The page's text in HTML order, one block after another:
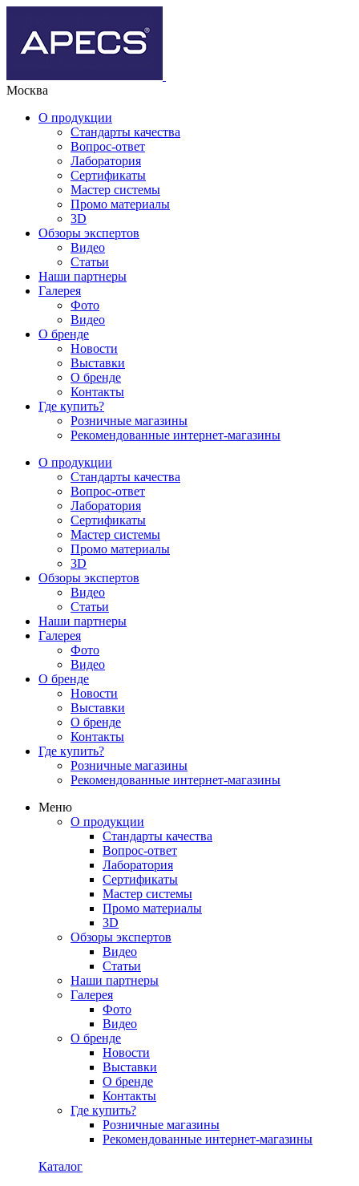
Москва
О продукции
Стандарты качества
Вопрос-ответ
Лаборатория
Сертификаты
Мастер системы
Промо материалы
3D
Обзоры экспертов
Видео
Статьи
Наши партнеры
Галерея
Фото
Видео
О бренде
Новости
Выставки
О бренде
Контакты
Где купить?
Розничные магазины
Рекомендованные интернет-магазины
О продукции
Стандарты качества
Вопрос-ответ
Лаборатория
Сертификаты
Мастер системы
Промо материалы
3D
Обзоры экспертов
Видео
Статьи
Наши партнеры
Галерея
Фото
Видео
О бренде
Новости
Выставки
О бренде
Контакты
Где купить?
Розничные магазины
Рекомендованные интернет-магазины
Меню
О продукции
Стандарты качества
Вопрос-ответ
Лаборатория
Сертификаты
Мастер системы
Промо материалы
3D
Обзоры экспертов
Видео
Статьи
Наши партнеры
Галерея
Фото
Видео
О бренде
Новости
Выставки
О бренде
Контакты
Где купить?
Розничные магазины
Рекомендованные интернет-магазины
Каталог